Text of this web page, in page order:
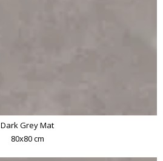
Dark Grey Mat
80x80 cm